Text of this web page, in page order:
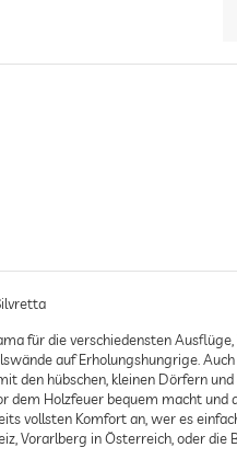
für die verschiedensten
auf Erholungshungrige.
den hübschen, kleinen Dörfern
dem Holzfeuer bequem macht und
vollsten Komfort an, wer es
Vorarlberg in Österreich, oder die